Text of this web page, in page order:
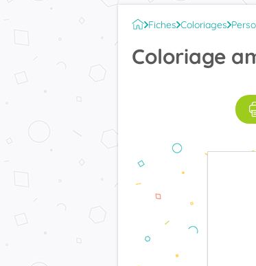
Fiches Coloriages
Coloriage